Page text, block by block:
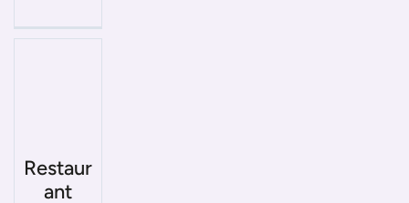
Restaur
ant